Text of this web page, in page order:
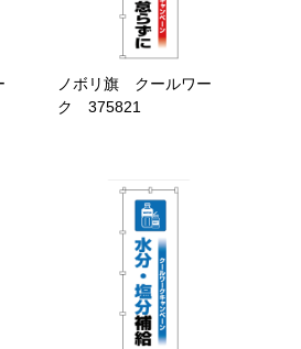
ノボリ旗 クールワー
ク 375821